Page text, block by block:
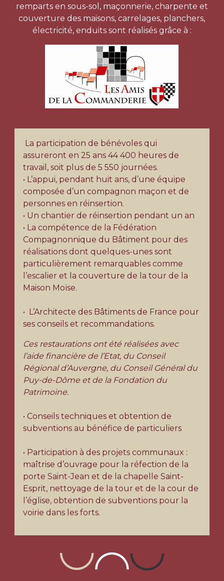
remparts en sous-sol, maçonnerie, charpente et
couverture des maisons, carrelages, planchers,
électricité, enduits sont réalisés grâce à :
La participation de bénévoles qui
assureront en 25 ans 44 400 heures de
travail, soit plus de 5 550 journées.
• L’appui, pendant huit ans, d’une équipe
composée d’un compagnon maçon et de
personnes en réinsertion.
• Un chantier de réinsertion pendant un an
• La compétence de la Fédération
Compagnonnique du Bâtiment pour des
réalisations dont quelques-unes sont
particulièrement remarquables comme
l’escalier et la couverture de la tour de la
Maison Moïse.
• L’Architecte des Bâtiments de France pour
ses conseils et recommandations.
Ces restaurations ont été réalisées avec
l’aide financière de l’Etat, du Conseil
Régional d’Auvergne, du Conseil Général du
Puy-de-Dôme et de la Fondation du
Patrimoine.
• Conseils techniques et obtention de
subventions au bénéfice de particuliers
• Participation à des projets communaux :
maîtrise d’ouvrage pour la réfection de la
porte Saint-Jean et de la chapelle Saint-
Esprit, nettoyage de la tour et de la cour de
l’église, obtention de subventions pour la
voirie dans les forts.